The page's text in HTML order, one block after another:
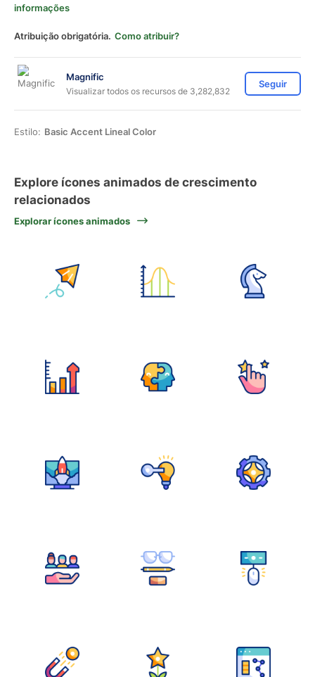
informações
Atribuição obrigatória. Como atribuir?
Magnific
Visualizar todos os recursos de 3,282,832
Seguir
Estilo: Basic Accent Lineal Color
Explore ícones animados de crescimento
relacionados
Explorar ícones animados